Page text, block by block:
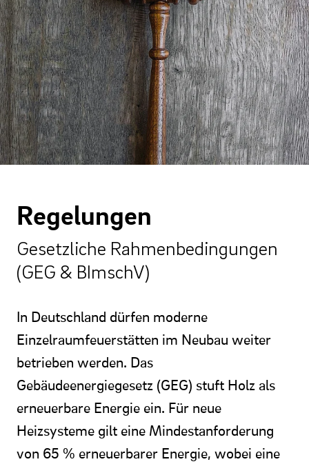
Regelungen
Gesetzliche Rahmenbedingungen
(GEG & BImschV)
In Deutschland dürfen moderne
Einzelraumfeuerstätten im Neubau weiter
betrieben werden. Das
Gebäudeenergiegesetz (GEG) stuft Holz als
erneuerbare Energie ein. Für neue
Heizsysteme gilt eine Mindestanforderung
von 65 % erneuerbarer Energie, wobei eine